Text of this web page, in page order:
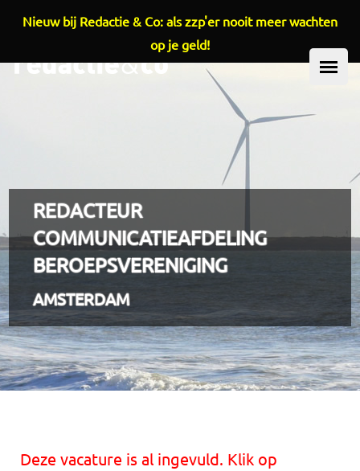
Overslaan en naar de inhoud gaan
REDACTEUR
COMMUNICATIEAFDELING
BEROEPSVERENIGING
AMSTERDAM
Deze vacature is al ingevuld. Klik op
Nieuw bij Redactie & Co: als zzp'er nooit meer wachten
op je geld!